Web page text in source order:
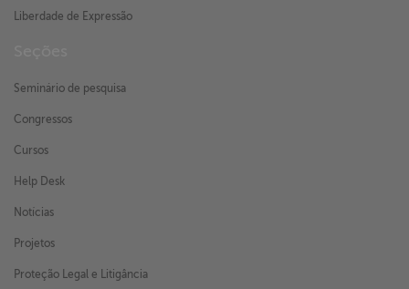
Liberdade de Expressão
Seminário de pesquisa
Congressos
Cursos
Help Desk
Notícias
Projetos
Proteção Legal e Litigância